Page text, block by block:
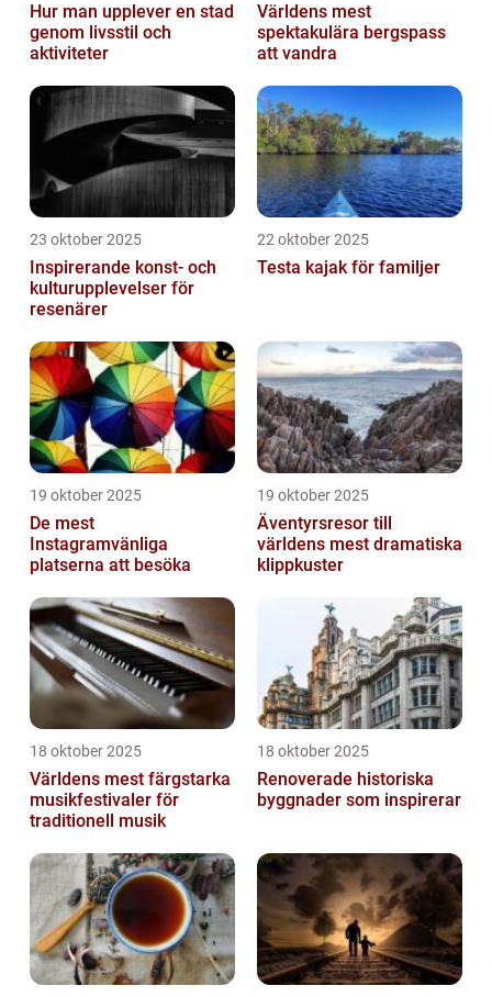
Hur man upplever en stad
genom livsstil och
aktiviteter
Världens mest
spektakulära bergspass
att vandra
23 oktober 2025
Inspirerande konst- och
kulturupplevelser för
resenärer
22 oktober 2025
Testa kajak för familjer
19 oktober 2025
De mest
Instagramvänliga
platserna att besöka
19 oktober 2025
Äventyrsresor till
världens mest dramatiska
klippkuster
18 oktober 2025
Världens mest färgstarka
musikfestivaler för
traditionell musik
18 oktober 2025
Renoverade historiska
byggnader som inspirerar